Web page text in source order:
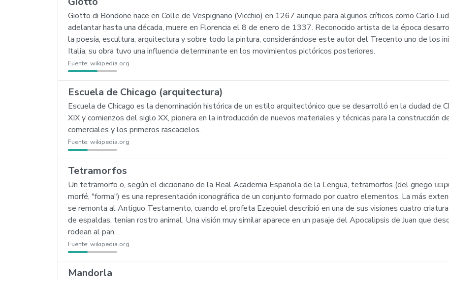
Giotto di Bondone nace en Colle de Vespignano (Vicchio) en 1267 aunque para algunos críticos como Carlo
adelantar hasta una década, muere en Florencia el 8 de enero de 1337. Reconocido artista de la época
la poesía, escultura, arquitectura y sobre todo la pintura, considerándose este autor del Trecento uno de los
Italia, su obra tuvo una influencia determinante en los movimientos pictóricos posteriores.
Fuente: wikipedia.org
Escuela de Chicago (arquitectura)
Escuela de Chicago es la denominación histórica de un estilo arquitectónico que se desarrolló en la ciudad de
XIX y comienzos del siglo XX, pionera en la introducción de nuevos materiales y técnicas para la construcción
comerciales y los primeros rascacielos.
Fuente: wikipedia.org
Tetramorfos
Un tetramorfo o, según el diccionario de la Real Academia Española de la Lengua, tetramorfos (del griego
morfé, "forma") es una representación iconográfica de un conjunto formado por cuatro elementos. La más
se remonta al Antiguo Testamento, cuando el profeta Ezequiel describió en una de sus visiones cuatro
de espaldas, tenían rostro animal. Una visión muy similar aparece en un pasaje del Apocalipsis de Juan que
rodean al pan…
Fuente: wikipedia.org
Mandorla